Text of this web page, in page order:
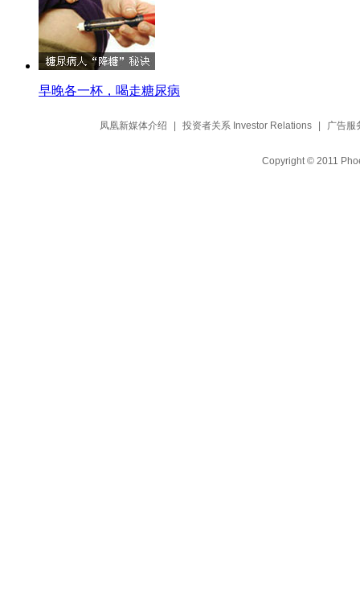
早晚各一杯，喝走糖尿病
凤凰新媒体介绍 投资者关系 Investor Relations 广告服
Copyright © 2011